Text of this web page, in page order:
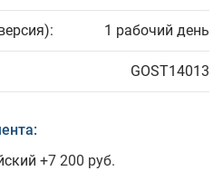
1 рабочий день
GOST14013
+7 200 руб.